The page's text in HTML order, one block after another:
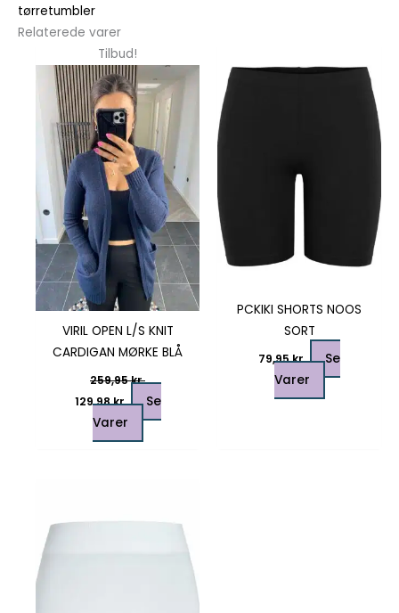
tørretumbler
Relaterede varer
Tilbud!
VIRIL OPEN L/S KNIT
CARDIGAN MØRKE BLÅ
259,95kr.
129,98kr.
Se
Varer
vare
har
flere
varianter.
Mulighederne
kan
vælges
på
varesiden
PCKIKI SHORTS NOOS
SORT
79,95kr.
Se
Varer
vare
varianter.
varesiden
varianter.
Mulighederne